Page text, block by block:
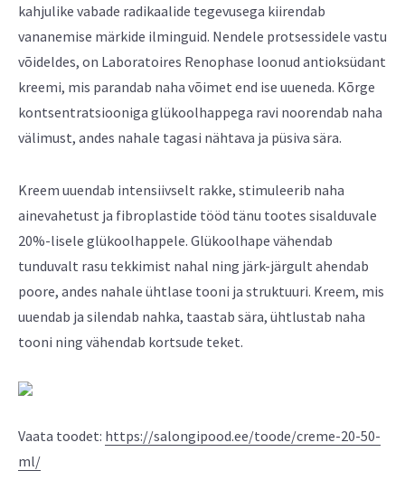
kahjulike vabade radikaalide tegevusega kiirendab
vananemise märkide ilminguid. Nendele protsessidele vastu
võideldes, on Laboratoires Renophase loonud antioksüdant
kreemi, mis parandab naha võimet end ise uueneda. Kõrge
kontsentratsiooniga glükoolhappega ravi noorendab naha
välimust, andes nahale tagasi nähtava ja püsiva sära.
Kreem uuendab intensiivselt rakke, stimuleerib naha
ainevahetust ja fibroplastide tööd tänu tootes sisalduvale
20%-lisele glükoolhappele. Glükoolhape vähendab
tunduvalt rasu tekkimist nahal ning järk-järgult ahendab
poore, andes nahale ühtlase tooni ja struktuuri. Kreem, mis
uuendab ja silendab nahka, taastab sära, ühtlustab naha
tooni ning vähendab kortsude teket.
Vaata toodet: https://salongipood.ee/toode/creme-20-50-
ml/